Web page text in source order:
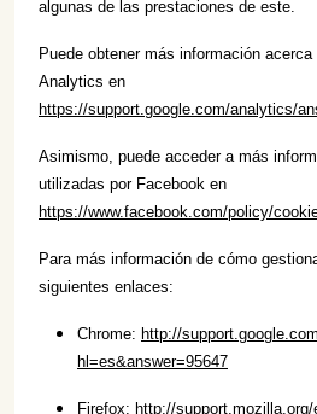
algunas de las prestaciones de este.
Puede obtener más información
Analytics en
https://support.google.com/analytics/
Asimismo, puede acceder a más
utilizadas por Facebook en
https://www.facebook.com/policy/
Para más información de cómo
siguientes enlaces:
Chrome: http://
hl=es&answer=95647
Firefox: http://